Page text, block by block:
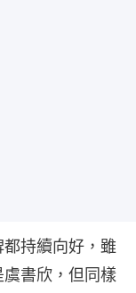
持續向好，雖
書欣，但同樣